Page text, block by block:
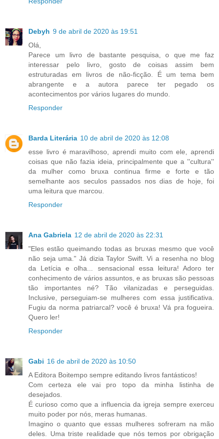
Debyh 9 de abril de 2020 às 19:51
Olá,
Parece um livro de bastante pesquisa, o que me faz
interessar pelo livro, gosto de coisas assim bem
estruturadas em livros de não-ficção. É um tema bem
abrangente e a autora parece ter pegado os
acontecimentos por vários lugares do mundo.
Responder
Barda Literária 10 de abril de 2020 às 12:08
esse livro é maravilhoso, aprendi muito com ele, aprendi
coisas que não fazia ideia, principalmente que a ''cultura''
da mulher como bruxa continua firme e forte e tão
semelhante aos seculos passados nos dias de hoje, foi
uma leitura que marcou.
Responder
Ana Gabriela 12 de abril de 2020 às 22:31
"Eles estão queimando todas as bruxas mesmo que você
não seja uma." Já dizia Taylor Swift. Vi a resenha no blog
da Letícia e olha... sensacional essa leitura! Adoro ter
conhecimento de vários assuntos, e as bruxas são pessoas
tão importantes né? Tão vilanizadas e perseguidas.
Inclusive, perseguiam-se mulheres com essa justificativa.
Fugiu da norma patriarcal? você é bruxa! Vá pra fogueira.
Quero ler!
Responder
Gabi 16 de abril de 2020 às 10:50
A Editora Boitempo sempre editando livros fantásticos!
Com certeza ele vai pro topo da minha listinha de
desejados.
É curioso como que a influencia da igreja sempre exerceu
muito poder por nós, meras humanas.
Imagino o quanto que essas mulheres sofreram na mão
deles. Uma triste realidade que nós temos por obrigação